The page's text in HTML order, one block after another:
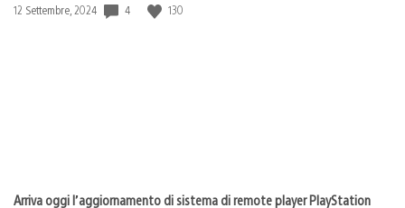
Data
12 Settembre, 2024 4 130
Arriva oggi l’aggiornamento di sistema di remote player PlayStation